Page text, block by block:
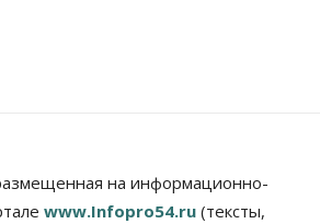
школы
на информационно-
www.Infopro54.ru (тексты,